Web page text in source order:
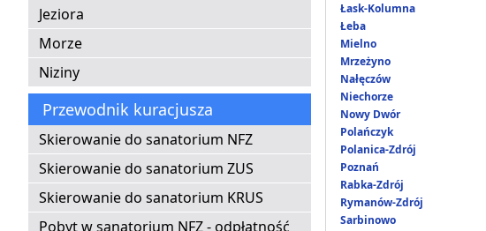
Jeziora
Morze
Niziny
Przewodnik kuracjusza
Skierowanie do sanatorium NFZ
Skierowanie do sanatorium ZUS
Skierowanie do sanatorium KRUS
Pobyt w sanatorium NFZ - odpłatność
Łask-Kolumna
Łeba
Mielno
Mrzeżyno
Nałęczów
Niechorze
Nowy Dwór
Polańczyk
Polanica-Zdrój
Poznań
Rabka-Zdrój
Rymanów-Zdrój
Sarbinowo